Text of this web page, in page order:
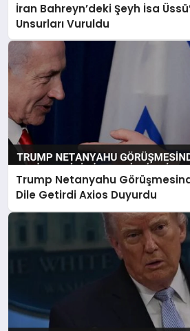
İran Bahreyn’deki Şeyh İsa
Unsurları Vuruldu
Trump Netanyahu
Dile Getirdi Axios Duyurdu